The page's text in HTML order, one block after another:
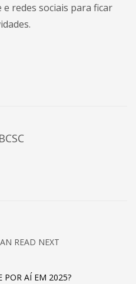
redes sociais para ficar
READ NEXT
POR AÍ EM 2025?